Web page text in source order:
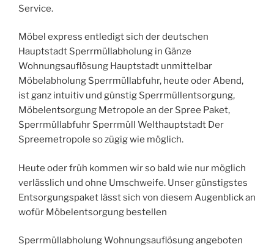
Service.
Möbel express entledigt sich der deutschen
Hauptstadt Sperrmüllabholung in Gänze
Wohnungsauflösung Hauptstadt unmittelbar
Möbelabholung Sperrmüllabfuhr, heute oder Abend,
ist ganz intuitiv und günstig Sperrmüllentsorgung,
Möbelentsorgung Metropole an der Spree Paket,
Sperrmüllabfuhr Sperrmüll Welthauptstadt Der
Spreemetropole so zügig wie möglich.
Heute oder früh kommen wir so bald wie nur möglich
verlässlich und ohne Umschweife. Unser günstigstes
Entsorgungspaket lässt sich von diesem Augenblick an
wofür Möbelentsorgung bestellen
Sperrmüllabholung Wohnungsauflösung angeboten